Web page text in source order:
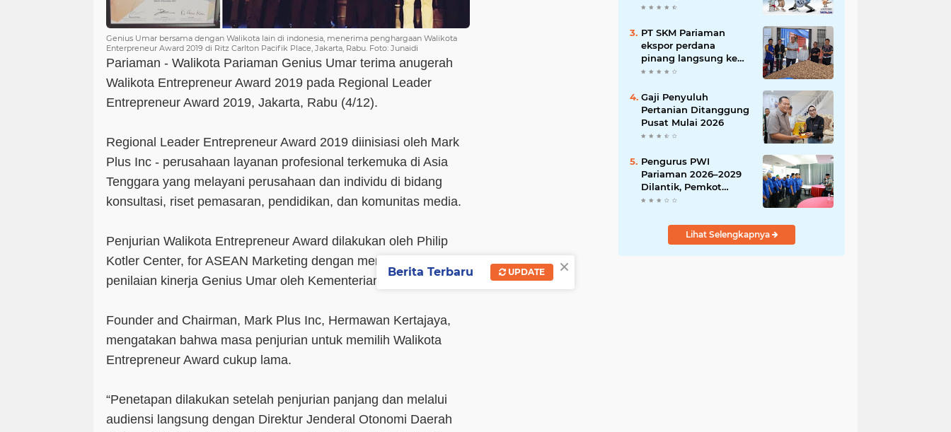
Genius Umar bersama dengan Walikota lain di indonesia, menerima penghargaan Walikota
Enterpreneur Award 2019 di Ritz Carlton Pacifik Place, Jakarta, Rabu. Foto: Junaidi
Pariaman - Walikota Pariaman Genius Umar terima anugerah
Walikota Entrepreneur Award 2019 pada Regional Leader
Entrepreneur Award 2019, Jakarta, Rabu (4/12).
Regional Leader Entrepreneur Award 2019 diinisiasi oleh Mark
Plus Inc - perusahaan layanan profesional terkemuka di Asia
Tenggara yang melayani perusahaan dan individu di bidang
konsultasi, riset pemasaran, pendidikan, dan komunitas media.
Penjurian Walikota Entrepreneur Award dilakukan oleh Philip
Kotler Center, for ASEAN Marketing dengan mengacu pada
penilaian kinerja Genius Umar oleh Kementerian Dalam Negeri.
Founder and Chairman, Mark Plus Inc, Hermawan Kertajaya,
mengatakan bahwa masa penjurian untuk memilih Walikota
Entrepreneur Award cukup lama.
“Penetapan dilakukan setelah penjurian panjang dan melalui
audiensi langsung dengan Direktur Jenderal Otonomi Daerah
Gigi
PT SKM Pariaman
ekspor perdana
pinang langsung ke
India
Gaji Penyuluh
Pertanian Ditanggung
Pusat Mulai 2026
Pengurus PWI
Pariaman 2026–2029
Dilantik, Pemkot
Tekankan Sinergi dan
Lihat Selengkapnya
×
Berita Terbaru UPDATE